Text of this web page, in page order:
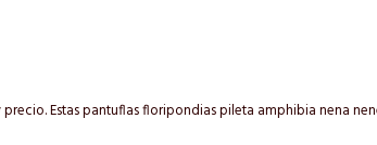
Estas pantuflas floripondias pileta amphibia nena